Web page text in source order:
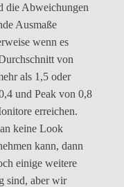
die Abweichungen
Ausmaße
wenn es
von
als 1,5 oder
und Peak von 0,8
erreichen.
keine Look
kann, dann
einige weitere
sind, aber wir